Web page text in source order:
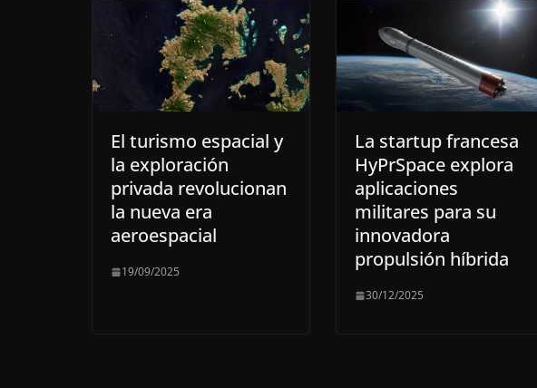
El turismo espacial y
la exploración
privada revolucionan
la nueva era
aeroespacial
19/09/2025
La startup francesa
HyPrSpace explora
aplicaciones
militares para su
innovadora
propulsión híbrida
30/12/2025